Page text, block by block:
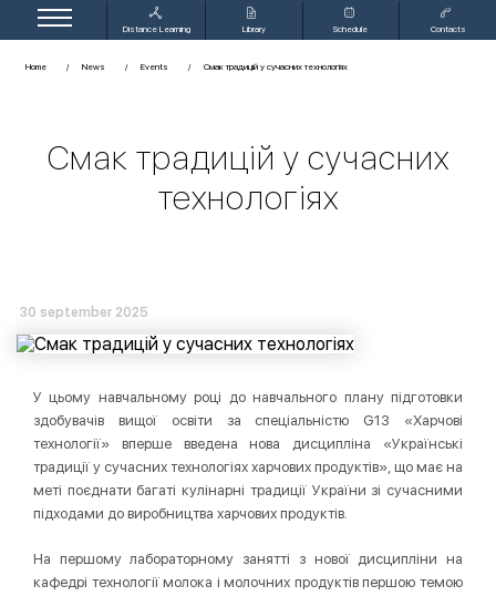
Distance Learning Library Schedule Contacts
Home News Events Смак традицій у сучасних технологіях
Смак традицій у сучасних
технологіях
30 september 2025
У цьому навчальному році до навчального плану підготовки
здобувачів вищої освіти за спеціальністю G13 «Харчові
технології» вперше введена нова дисципліна «Українські
традиції у сучасних технологіях харчових продуктів», що має на
меті поєднати багаті кулінарні традиції України зі сучасними
підходами до виробництва харчових продуктів.
На першому лабораторному занятті з нової дисципліни на
кафедрі технології молока і молочних продуктів першою темою